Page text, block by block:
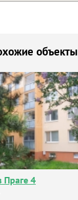
объекты
Праге 4